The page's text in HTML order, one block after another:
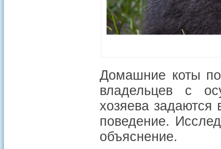
Домашние коты
владельцев с
хозяева задаются
поведение.
объяснение.